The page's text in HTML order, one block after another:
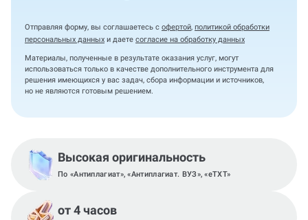
Отправляя форму, вы соглашаетесь с офертой, политикой обработки
персональных данных и даете согласие на обработку данных
Материалы, полученные в результате оказания услуг, могут
использоваться только в качестве дополнительного инструмента для
решения имеющихся у вас задач, сбора информации и источников,
но не являются готовым решением.
Высокая оригинальность
По «Антиплагиат», «Антиплагиат. ВУЗ», «eTXT»
от 4 часов